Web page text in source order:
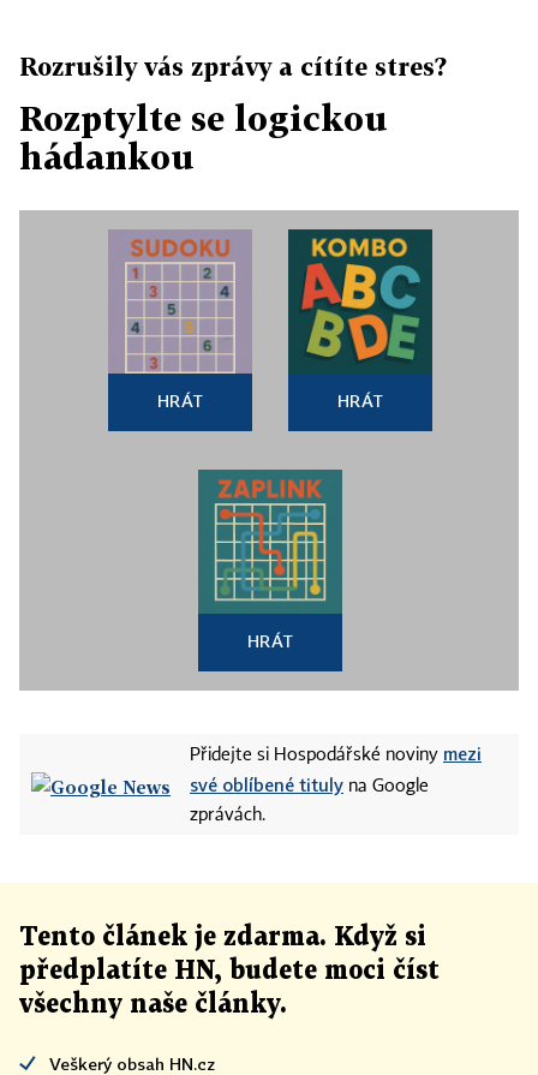
Rozrušily vás zprávy a cítíte stres?
Rozptylte se logickou
hádankou
HRÁT HRÁT
HRÁT
Přidejte si Hospodářské noviny mezi
své oblíbené tituly na Google
zprávách.
Tento článek je zdarma. Když si
předplatíte HN, budete moci číst
všechny naše články.
Veškerý obsah HN.cz